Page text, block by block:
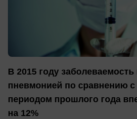
В 2015 году
пневмонией по сравнению
периодом прошлого года
на 12%